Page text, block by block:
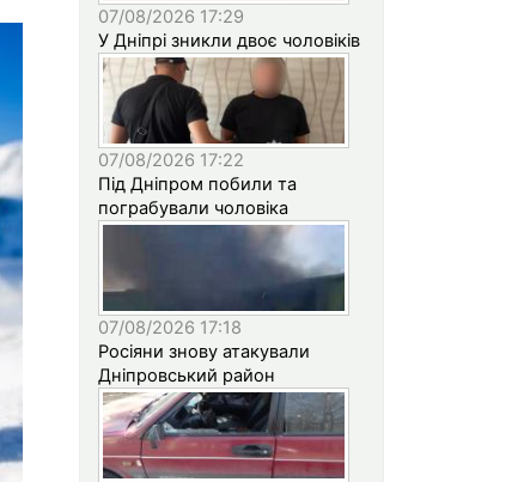
07/08/2026 17:29
У Дніпрі зникли двоє чоловіків
07/08/2026 17:22
Під Дніпром побили та
пограбували чоловіка
07/08/2026 17:18
Росіяни знову атакували
Дніпровський район